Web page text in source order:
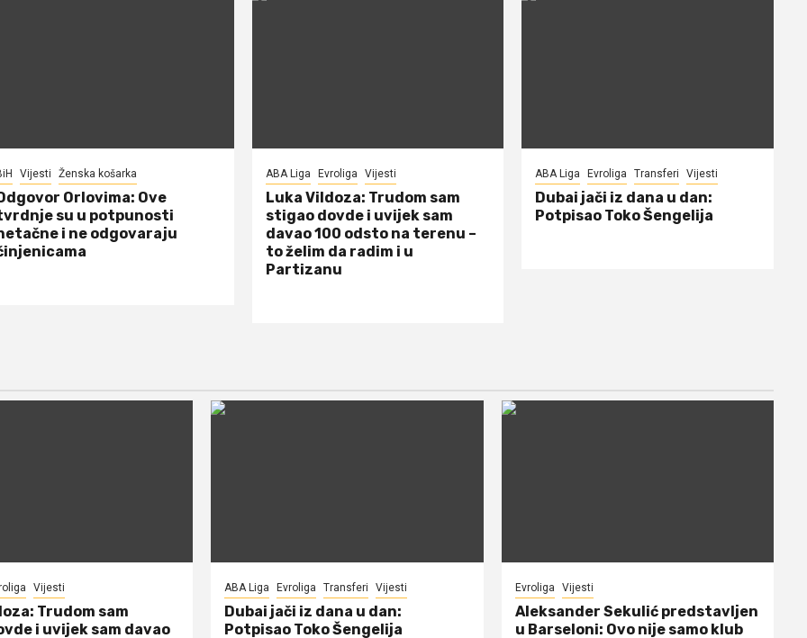
Vijesti Ženska košarka
Orlovima: ​Ove
su u potpunosti
i ne odgovaraju
ABA Liga Evroliga Vijesti
Luka Vildoza: Trudom sam
stigao dovde i uvijek sam
davao 100 odsto na terenu –
to želim da radim i u
Partizanu
ABA Liga Evroliga Transferi Vijesti
Dubai jači iz dana u dan:
Potpisao Toko Šengelija
Vijesti
Trudom sam
i uvijek sam davao
ABA Liga Evroliga Transferi Vijesti
Dubai jači iz dana u dan:
Potpisao Toko Šengelija
Evroliga Vijesti
Aleksander Sekulić predstavljen
u Barseloni: Ovo nije samo klub